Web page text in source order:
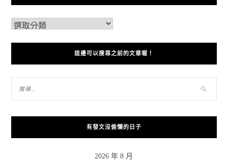
這邊可以搜尋之前的文章喔！
有發文沒偷懶的日子
2026 年 8 月